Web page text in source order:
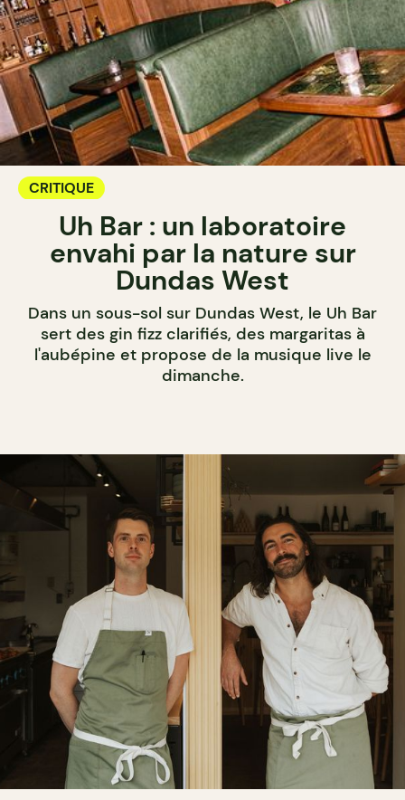
CRITIQUE
Uh Bar : un laboratoire
envahi par la nature sur
Dundas West
Dans un sous-sol sur Dundas West, le Uh Bar
sert des gin fizz clarifiés, des margaritas à
l'aubépine et propose de la musique live le
dimanche.